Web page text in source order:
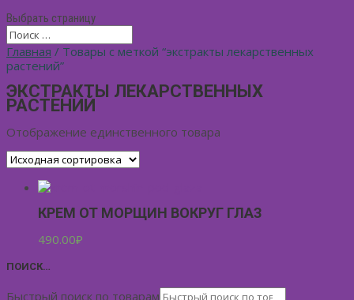
Выбрать страницу
Главная / Товары с меткой “экстракты лекарственных
растений”
ЭКСТРАКТЫ ЛЕКАРСТВЕННЫХ
РАСТЕНИЙ
Отображение единственного товара
КРЕМ ОТ МОРЩИН ВОКРУГ ГЛАЗ
490.00₽
ПОИСК…
Быстрый поиск по товарам